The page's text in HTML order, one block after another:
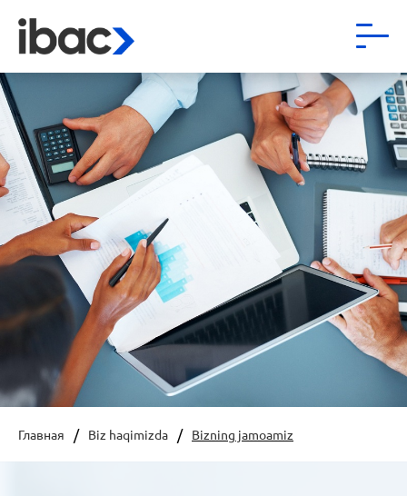
Главная Biz haqimizda Bizning jamoamiz